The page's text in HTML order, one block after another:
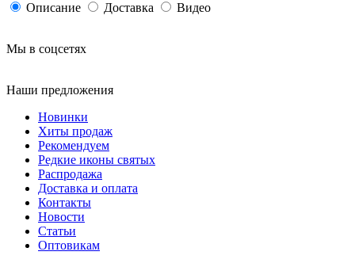
Описание
Доставка Видео
Мы в соцсетях
Наши предложения
Новинки
Хиты продаж
Рекомендуем
Редкие иконы святых
Распродажа
Доставка и оплата
Контакты
Новости
Статьи
Оптовикам